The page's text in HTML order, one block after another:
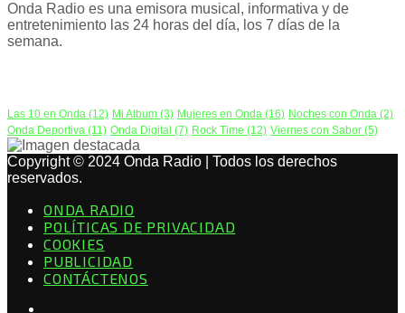
Onda Radio es una emisora musical, informativa y de
entretenimiento las 24 horas del día, los 7 días de la
semana.
Las 10 en Onda (12) Mi Album (3) Mujeres en Onda (16) Noches con Onda (2)
Onda Deportiva (11) Onda Digital (7) Rock Time (12) Viernes con Sabor (5)
Copyright © 2024 Onda Radio | Todos los derechos
reservados.
ONDA RADIO
POLÍTICAS DE PRIVACIDAD
COOKIES
PUBLICIDAD
CONTÁCTENOS